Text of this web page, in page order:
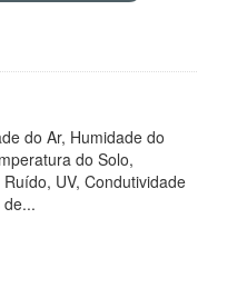
do Ar, Humidade do
do Solo,
UV, Condutividade